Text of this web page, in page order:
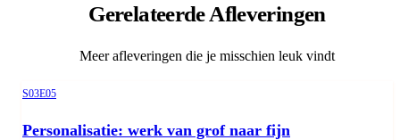
Gerelateerde Afleveringen
Meer afleveringen die je misschien leuk vindt
Season 3, Episode 5
S03E05
Personalisatie: werk van grof naar fijn